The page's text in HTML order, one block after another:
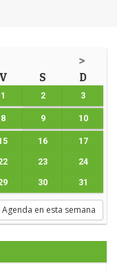
>
V S D
1 2 3
8 9 10
16 17
23 24
30 31
Agenda en esta semana